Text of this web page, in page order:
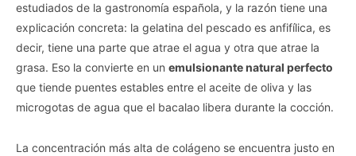
estudiados de la gastronomía española, y la razón tiene una
explicación concreta: la gelatina del pescado es anfifílica, es
decir, tiene una parte que atrae el agua y otra que atrae la
grasa. Eso la convierte en un emulsionante natural perfecto
que tiende puentes estables entre el aceite de oliva y las
microgotas de agua que el bacalao libera durante la cocción.
La concentración más alta de colágeno se encuentra justo en